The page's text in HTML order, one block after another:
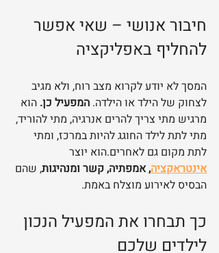
חיבור אנושי – שאי אפשר
להחליף באפליקציה
המסך לא יודע לקרוא מצב רוח, ולא מגיב
לצחוק של הילד או הילדה. המפעיל כן. הוא
מרגיש מתי צריך להרים אנרגיה, מתי להוריד,
מתי לתת לילד החוגג להיות במרכז, ומתי
לתת מקום גם לאחרים.הוא יוצר
אינטראקציה, אמפתיה, קשר ומנהיגות, שהם
הבסיס לאירוע מוצלח באמת.
כך תבחרו את המפעיל הנכון
לילדים שלכם